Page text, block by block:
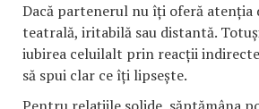
Dacă partenerul nu îți oferă atenția
teatrală, iritabilă sau distantă.
iubirea celuilalt prin reacții
să spui clar ce îți lipsește.